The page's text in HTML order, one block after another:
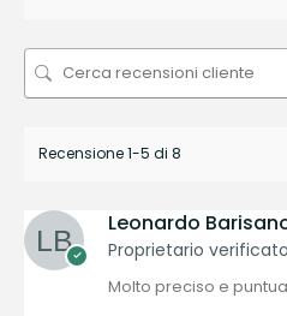
Recensione 1-5 di 8
Leonardo
Proprietario verificato
Molto preciso e